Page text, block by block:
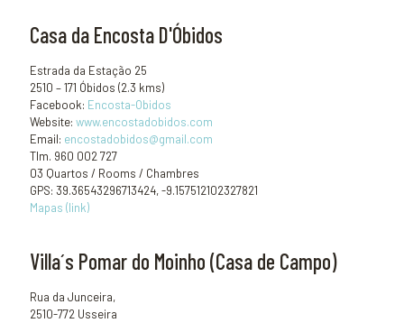
Casa da Encosta D'Óbidos
Estrada da Estação 25
2510 – 171 Óbidos (2.3 kms)
Facebook: Encosta-Obidos
Website: www.encostadobidos.com
Email: encostadobidos@gmail.com
Tlm. 960 002 727
03 Quartos / Rooms / Chambres
GPS: 39.36543296713424, -9.157512102327821
Mapas (link)
Villa´s Pomar do Moinho (Casa de Campo)
Rua da Junceira,
2510-772 Usseira